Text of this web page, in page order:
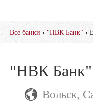
Все банки › "НВК Банк" ›
"НВК Банк"
Вольск,